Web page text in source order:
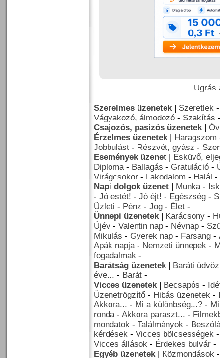
Ugrás
Szerelmes üzenetek| Szeretlek
Vágyakozó, álmodozó - Szakítás
Csajozós, pasizós üzenetek|
Érzelmes üzenetek| Haragszom
Jobbulást - Részvét, gyász -
Események üzenet | Esküvő,
Diploma- Ballagás - Gratuláció -
Virágcsokor - Lakodalom - Halál -
Napi dolgok üzenet | Munka-
- Jó estét! - Jó éjt! - Egészség -
Üzleti - Pénz - Jog - Élet -
Ünnepi üzenetek| Karácsony -
Újév - Valentin nap - Névnap -
Mikulás - Gyerek nap - Farsang -
Apák napja- Nemzeti ünnepek -
fogadalmak -
Barátság üzenetek| Baráti
éve... - Barát -
Vicces üzenetek| Becsapós -
Üzenetrögzítő - Hibás üzenetek -
Akkora... - Mi a különbség...? -
ronda- Akkora paraszt... -
mondatok - Találmányok -
kérdések - Vicces bölcsességek
Vicces állások - Érdekes bulvár -
Egyéb üzenetek| Közmondások